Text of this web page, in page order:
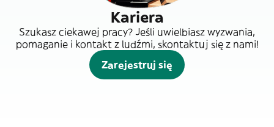
Kariera
Szukasz ciekawej pracy? Jeśli uwielbiasz wyzwania,
pomaganie i kontakt z ludźmi, skontaktuj się z nami!
Zarejestruj się